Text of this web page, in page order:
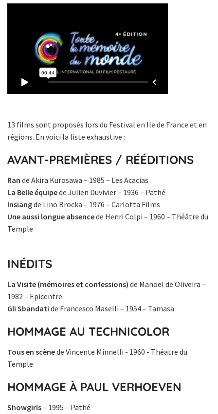
13 films sont proposés lors du Festival en Ile de France et en
régions. En voici la liste exhaustive :
AVANT-PREMIÈRES / RÉÉDITIONS
Ran de Akira Kurosawa – 1985 – Les Acacias
La Belle équipede Julien Duvivier – 1936 – Pathé
Insiangde Lino Brocka – 1976 – Carlotta Films
Une aussi longue absencede Henri Colpi – 1960 – Théâtre du
Temple
INÉDITS
La Visite (mémoires et confessions) de Manoel de Oliveira –
1982 – Epicentre
Gli Sbandati de Francesco Maselli – 1954 – Tamasa
HOMMAGE AU TECHNICOLOR
Tous en scènede Vincente Minnelli - 1960 - Théatre du
Temple
HOMMAGE À PAUL VERHOEVEN
Showgirls– 1995 – Pathé